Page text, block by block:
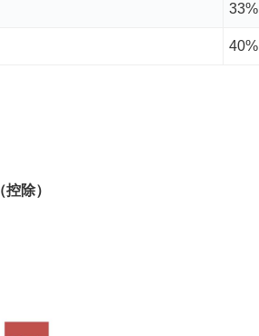
33%
40%
除）